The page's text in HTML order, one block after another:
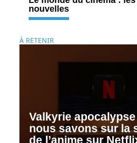
nouvelles
À RETENIR
Valkyrie
nous savons sur la
de l’anime sur